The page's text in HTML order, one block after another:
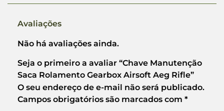
Avaliações
Não há avaliações ainda.
Seja o primeiro a avaliar “Chave Manutenção
Saca Rolamento Gearbox Airsoft Aeg Rifle”
O seu endereço de e-mail não será publicado.
Campos obrigatórios são marcados com *